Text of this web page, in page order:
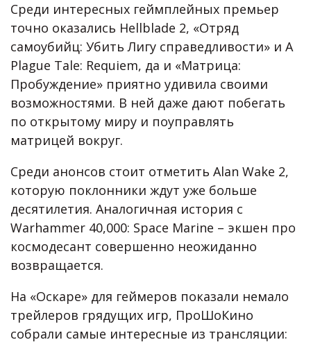
Среди интересных геймплейных премьер
точно оказались Hellblade 2, «Отряд
самоубийц: Убить Лигу справедливости» и A
Plague Tale: Requiem, да и «Матрица:
Пробуждение» приятно удивила своими
возможностями. В ней даже дают побегать
по открытому миру и поуправлять
матрицей вокруг.
Среди анонсов стоит отметить Alan Wake 2,
которую поклонники ждут уже больше
десятилетия. Аналогичная история с
Warhammer 40,000: Space Marine – экшен про
космодесант совершенно неожиданно
возвращается.
На «Оскаре» для геймеров показали немало
трейлеров грядущих игр, ПроШоКино
собрали самые интересные из трансляции: